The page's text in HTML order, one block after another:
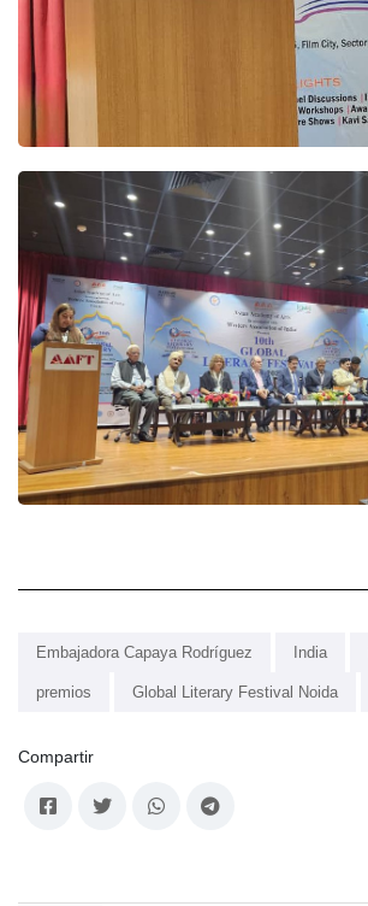
Embajadora Capaya Rodríguez India
premios Global Literary Festival Noida
Compartir